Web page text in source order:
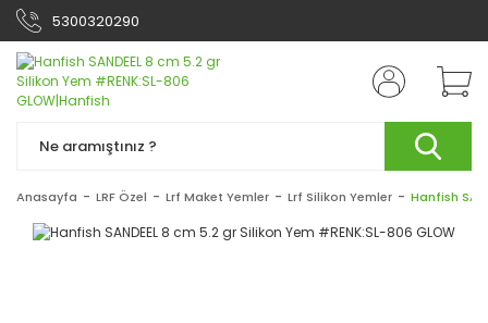
5300320290
Anasayfa LRF Özel Lrf Maket Yemler Lrf Silikon Yemler Hanfish